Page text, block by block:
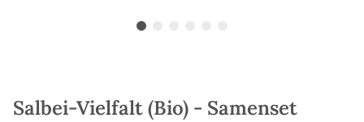
Salbei-Vielfalt (Bio) - Samenset